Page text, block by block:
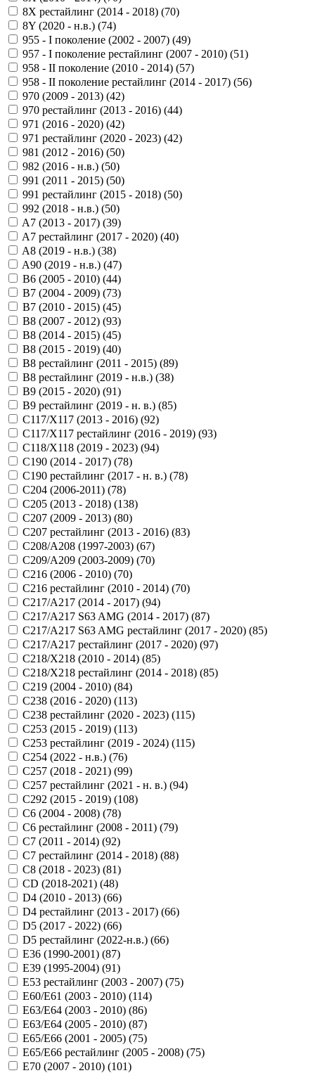
8X рестайлинг (2014 - 2018) (70)
8Y (2020 - н.в.) (74)
955 - I поколение (2002 - 2007) (49)
957 - I поколение рестайлинг (2007 - 2010) (51)
958 - II поколение (2010 - 2014) (57)
958 - II поколение рестайлинг (2014 - 2017) (56)
970 (2009 - 2013) (42)
970 рестайлинг (2013 - 2016) (44)
971 (2016 - 2020) (42)
971 рестайлинг (2020 - 2023) (42)
981 (2012 - 2016) (50)
982 (2016 - н.в.) (50)
991 (2011 - 2015) (50)
991 рестайлинг (2015 - 2018) (50)
992 (2018 - н.в.) (50)
A7 (2013 - 2017) (39)
A7 рестайлинг (2017 - 2020) (40)
A8 (2019 - н.в.) (38)
A90 (2019 - н.в.) (47)
B6 (2005 - 2010) (44)
B7 (2004 - 2009) (73)
B7 (2010 - 2015) (45)
B8 (2007 - 2012) (93)
B8 (2014 - 2015) (45)
B8 (2015 - 2019) (40)
B8 рестайлинг (2011 - 2015) (89)
B8 рестайлинг (2019 - н.в.) (38)
B9 (2015 - 2020) (91)
B9 рестайлинг (2019 - н. в.) (85)
C117/X117 (2013 - 2016) (92)
C117/X117 рестайлинг (2016 - 2019) (93)
C118/X118 (2019 - 2023) (94)
C190 (2014 - 2017) (78)
C190 рестайлинг (2017 - н. в.) (78)
C204 (2006-2011) (78)
C205 (2013 - 2018) (138)
C207 (2009 - 2013) (80)
C207 рестайлинг (2013 - 2016) (83)
C208/A208 (1997-2003) (67)
C209/A209 (2003-2009) (70)
C216 (2006 - 2010) (70)
C216 рестайлинг (2010 - 2014) (70)
C217/A217 (2014 - 2017) (94)
C217/A217 S63 AMG (2014 - 2017) (87)
C217/A217 S63 AMG рестайлинг (2017 - 2020) (85)
C217/A217 рестайлинг (2017 - 2020) (97)
C218/X218 (2010 - 2014) (85)
C218/X218 рестайлинг (2014 - 2018) (85)
C219 (2004 - 2010) (84)
C238 (2016 - 2020) (113)
C238 рестайлинг (2020 - 2023) (115)
C253 (2015 - 2019) (113)
C253 рестайлинг (2019 - 2024) (115)
C254 (2022 - н.в.) (76)
C257 (2018 - 2021) (99)
C257 рестайлинг (2021 - н. в.) (94)
C292 (2015 - 2019) (108)
C6 (2004 - 2008) (78)
C6 рестайлинг (2008 - 2011) (79)
C7 (2011 - 2014) (92)
C7 рестайлинг (2014 - 2018) (88)
C8 (2018 - 2023) (81)
CD (2018-2021) (48)
D4 (2010 - 2013) (66)
D4 рестайлинг (2013 - 2017) (66)
D5 (2017 - 2022) (66)
D5 рестайлинг (2022-н.в.) (66)
E36 (1990-2001) (87)
E39 (1995-2004) (91)
E53 рестайлинг (2003 - 2007) (75)
E60/E61 (2003 - 2010) (114)
E63/E64 (2003 - 2010) (86)
E63/E64 (2005 - 2010) (87)
E65/E66 (2001 - 2005) (75)
E65/E66 рестайлинг (2005 - 2008) (75)
E70 (2007 - 2010) (101)